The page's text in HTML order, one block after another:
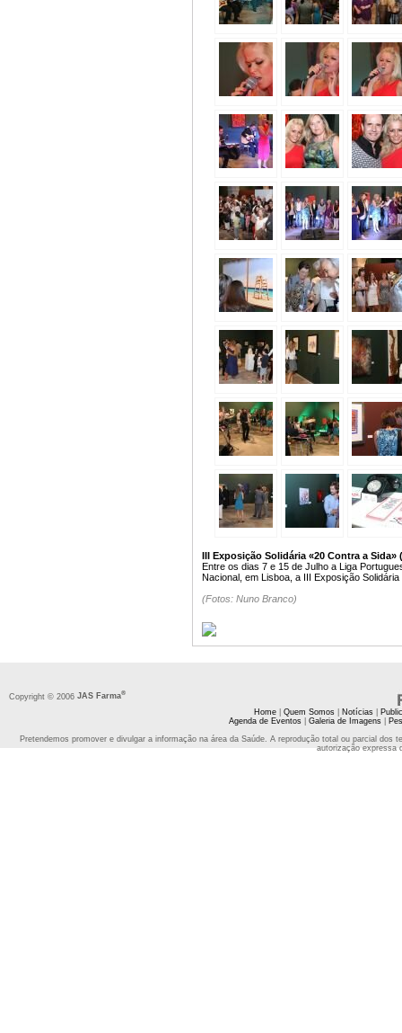
III Exposição Solidária «20 Contra a Sida»
Entre os dias 7 e 15 de Julho a Liga
Nacional, em Lisboa, a III Exposição
(Fotos: Nuno Branco)
Copyright © 2006 JAS Farma®
Home| Quem Somos| Notícias|
Agenda de Eventos| Galeria de Imagens|
Pretendemos promover e divulgar a informação na área da Saúde. A reprodução total ou parcial
autorização expressa